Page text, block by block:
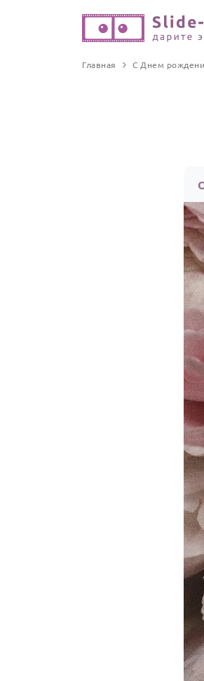
Главная С Днем